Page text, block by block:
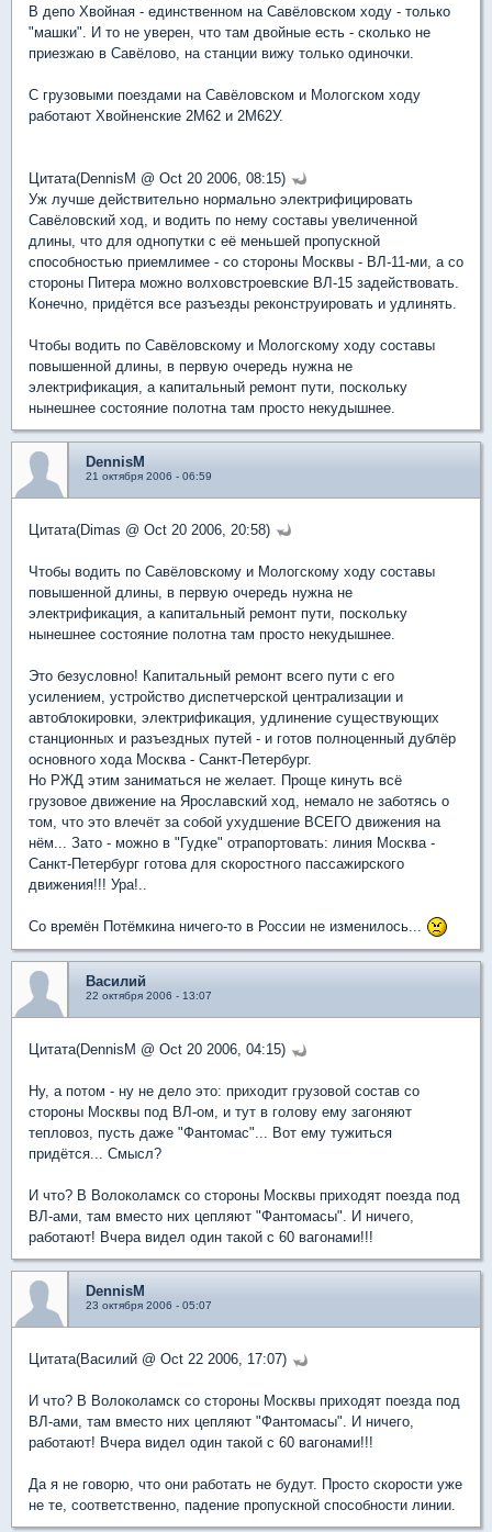
В депо Хвойная - единственном на Савёловском ходу - только
"машки". И то не уверен, что там двойные есть - сколько не
приезжаю в Савёлово, на станции вижу только одиночки.
С грузовыми поездами на Савёловском и Мологском ходу
работают Хвойненские 2М62 и 2М62У.
Цитата(DennisM @ Oct 20 2006, 08:15)
Уж лучше действительно нормально электрифицировать
Савёловский ход, и водить по нему составы увеличенной
длины, что для однопутки с её меньшей пропускной
способностью приемлимее - со стороны Москвы - ВЛ-11-ми, а со
стороны Питера можно волховстроевские ВЛ-15 задействовать.
Конечно, придётся все разъезды реконструировать и удлинять.
Чтобы водить по Савёловскому и Мологскому ходу составы
повышенной длины, в первую очередь нужна не
электрификация, а капитальный ремонт пути, поскольку
нынешнее состояние полотна там просто некудышнее.
DennisM
21 октября 2006 - 06:59
Цитата(Dimas @ Oct 20 2006, 20:58)
Чтобы водить по Савёловскому и Мологскому ходу составы
повышенной длины, в первую очередь нужна не
электрификация, а капитальный ремонт пути, поскольку
нынешнее состояние полотна там просто некудышнее.
Это безусловно! Капитальный ремонт всего пути с его
усилением, устройство диспетчерской централизации и
автоблокировки, электрификация, удлинение существующих
станционных и разъездных путей - и готов полноценный дублёр
основного хода Москва - Санкт-Петербург.
Но РЖД этим заниматься не желает. Проще кинуть всё
грузовое движение на Ярославский ход, немало не заботясь о
том, что это влечёт за собой ухудшение ВСЕГО движения на
нём... Зато - можно в "Гудке" отрапортовать: линия Москва -
Санкт-Петербург готова для скоростного пассажирского
движения!!! Ура!..
Со времён Потёмкина ничего-то в России не изменилось...
Василий
22 октября 2006 - 13:07
Цитата(DennisM @ Oct 20 2006, 04:15)
Ну, а потом - ну не дело это: приходит грузовой состав со
стороны Москвы под ВЛ-ом, и тут в голову ему загоняют
тепловоз, пусть даже "Фантомас"... Вот ему тужиться
придётся... Смысл?
И что? В Волоколамск со стороны Москвы приходят поезда под
ВЛ-ами, там вместо них цепляют "Фантомасы". И ничего,
работают! Вчера видел один такой с 60 вагонами!!!
DennisM
23 октября 2006 - 05:07
Цитата(Василий @ Oct 22 2006, 17:07)
И что? В Волоколамск со стороны Москвы приходят поезда под
ВЛ-ами, там вместо них цепляют "Фантомасы". И ничего,
работают! Вчера видел один такой с 60 вагонами!!!
Да я не говорю, что они работать не будут. Просто скорости уже
не те, соответственно, падение пропускной способности линии.